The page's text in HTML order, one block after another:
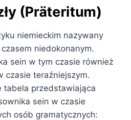
(Präteritum)
niemieckim nazywany
niedokonanym.
sein w tym czasie również
czasie teraźniejszym.
tabela przedstawiająca
sein w czasie
osób gramatycznych: